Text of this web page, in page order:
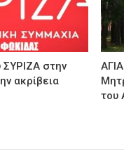
στην
ακρίβεια
του